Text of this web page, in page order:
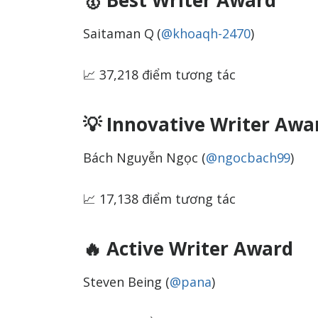
Saitaman Q (@khoaqh-2470)
📈 37,218 điểm tương tác
💡 Innovative Writer
Bách Nguyễn Ngọc (@ngocbach99)
📈 17,138 điểm tương tác
🔥 Active Writer Award
Steven Being (@pana)